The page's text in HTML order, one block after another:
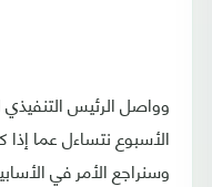
وواصل الرئيس التنفيذي
الأسبوع نتساءل عما
وسنراجع الأمر في